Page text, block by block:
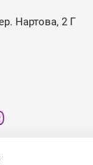
Нартова, 2 Г